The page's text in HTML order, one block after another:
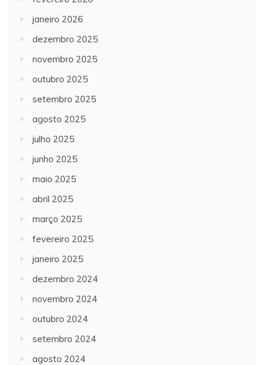
janeiro 2026
dezembro 2025
novembro 2025
outubro 2025
setembro 2025
agosto 2025
julho 2025
junho 2025
maio 2025
abril 2025
março 2025
fevereiro 2025
janeiro 2025
dezembro 2024
novembro 2024
outubro 2024
setembro 2024
agosto 2024